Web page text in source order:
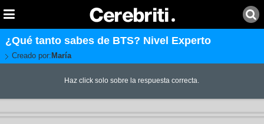
¿Qué tanto sabes de BTS? Nivel Experto
Creado por: María
Haz click solo sobre la respuesta correcta.